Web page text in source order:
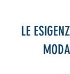
LE